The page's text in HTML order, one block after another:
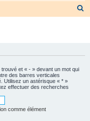
e
et « - » devant un mot qui
des barres verticales
Utilisez un astérisque « * »
effectuer des recherches
comme élément